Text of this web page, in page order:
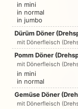
in mini
in normal
in jumbo
Dürüm Döner
mit Dönerfleisch
Pomm Döner
mit Dönerfleisch
in mini
in normal
Gemüse Döner
mit Dönerfleisch